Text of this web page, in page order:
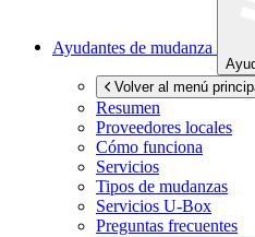
Ayudantes de mudanza
Volver al menú
Resumen
Proveedores locales
Cómo funciona
Servicios
Tipos de mudanzas
Servicios U-Box
Preguntas frecuentes